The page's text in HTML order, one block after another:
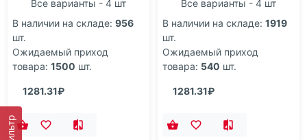
Фильтр
Все варианты - 4 шт
В наличии на складе: 956
шт.
Ожидаемый приход
товара: 1500 шт.
1281.31₽
Все варианты - 4 шт
В наличии на складе: 1919
шт.
Ожидаемый приход
товара: 540 шт.
1281.31₽